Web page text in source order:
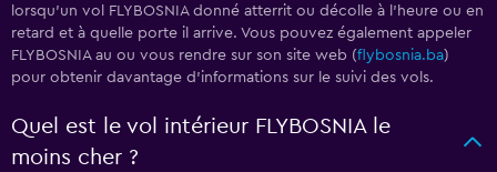
lorsqu'un vol FLYBOSNIA donné atterrit ou décolle à l'heure ou en
retard et à quelle porte il arrive. Vous pouvez également appeler
FLYBOSNIA au ou vous rendre sur son site web (flybosnia.ba)
pour obtenir davantage d'informations sur le suivi des vols.
Quel est le vol intérieur FLYBOSNIA le
moins cher ?